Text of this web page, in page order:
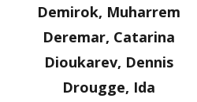
Demirok, Muharrem
Deremar, Catarina
Dioukarev, Dennis
Drougge, Ida